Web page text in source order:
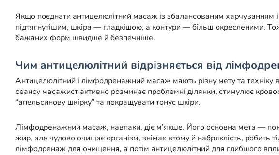
Якщо поєднати антицелюлітний масаж із збалансованим харчуванням
підтягнутішим, шкіра — гладкішою, а контури — більш окресленими.
бажаних форм швидше й безпечніше.
Чим антицелюлітний відрізняється від
Антицелюлітний і лімфодренажний масаж мають різну мету та
сеансу масажист активно розминає проблемні ділянки, стимулює
“апельсинову шкірку” та покращувати тонус шкіри.
Лімфодренажний масаж, навпаки, діє м’якше. Його основна мета —
жир, але чудово очищає організм, знімає втому й набряклість, робить
лімфодренаж для очищення, а потім антицелюлітний для глибшого